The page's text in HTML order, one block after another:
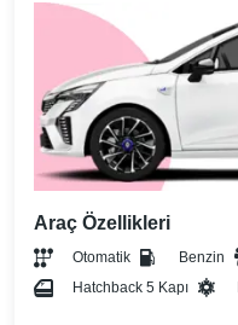
Araç Özellikleri
Otomatik Benzin
Hatchback 5 Kapı